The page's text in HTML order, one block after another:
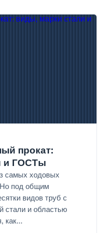
прокат:
и ГОСТы
самых ходовых
Но под общим
видов труб с
стали и областью
как...